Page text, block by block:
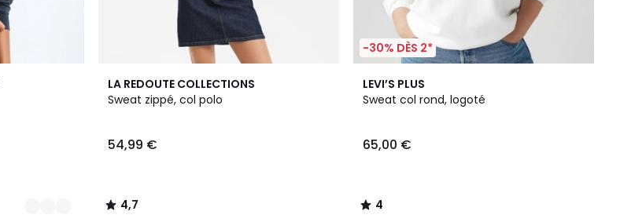
LA REDOUTE COLLECTIONS
Sweat zippé, col polo
54,99 €
4,7
/ 5
4,7
/
-30% DÈS 2*
LEVI’S PLUS
Sweat col rond, logoté
65,00 €
4
/
4
/